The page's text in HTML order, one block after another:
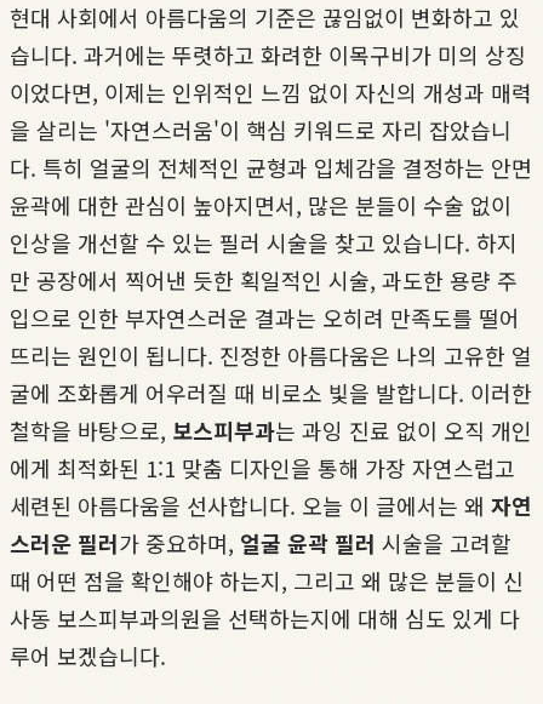
현대 사회에서 아름다움의 기준은 끊임없이 변화하고 있
습니다. 과거에는 뚜렷하고 화려한 이목구비가 미의 상징
이었다면, 이제는 인위적인 느낌 없이 자신의 개성과 매력
을 살리는 '자연스러움'이 핵심 키워드로 자리 잡았습니
다. 특히 얼굴의 전체적인 균형과 입체감을 결정하는 안면
윤곽에 대한 관심이 높아지면서, 많은 분들이 수술 없이
인상을 개선할 수 있는 필러 시술을 찾고 있습니다. 하지
만 공장에서 찍어낸 듯한 획일적인 시술, 과도한 용량 주
입으로 인한 부자연스러운 결과는 오히려 만족도를 떨어
뜨리는 원인이 됩니다. 진정한 아름다움은 나의 고유한 얼
굴에 조화롭게 어우러질 때 비로소 빛을 발합니다. 이러한
철학을 바탕으로, 보스피부과는 과잉 진료 없이 오직 개인
에게 최적화된 1:1 맞춤 디자인을 통해 가장 자연스럽고
세련된 아름다움을 선사합니다. 오늘 이 글에서는 왜 자연
스러운 필러가 중요하며, 얼굴 윤곽 필러 시술을 고려할
때 어떤 점을 확인해야 하는지, 그리고 왜 많은 분들이 신
사동 보스피부과의원을 선택하는지에 대해 심도 있게 다
루어 보겠습니다.